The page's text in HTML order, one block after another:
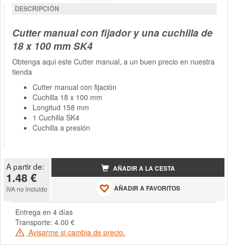
DESCRIPCIÓN
Cutter manual con fijador y una cuchilla de
18 x 100 mm SK4
Obtenga aqui este Cutter manual, a un buen precio en nuestra
tienda
Cutter manual con fijación
Cuchilla 18 x 100 mm
Longitud 158 mm
1 Cuchilla SK4
Cuchilla a presión
A partir de:
1.48 €
IVA no incluido
AÑADIR A LA CESTA
AÑADIR A FAVORITOS
Entrega en 4 días
Transporte: 4.00 €
Avisarme si cambia de precio.